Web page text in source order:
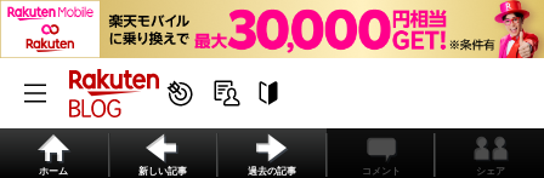
ホーム 新しい記事 過去の記事 コメント シェア